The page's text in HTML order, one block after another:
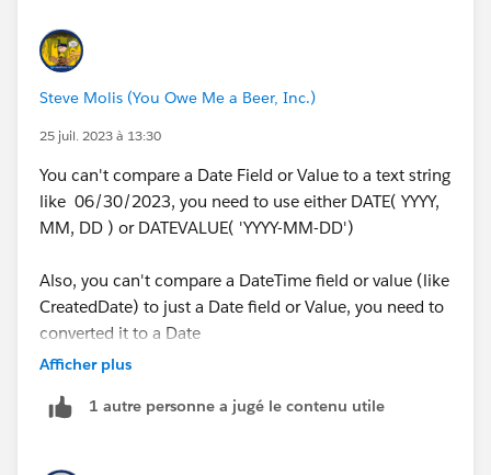
Steve Molis (You Owe Me a Beer, Inc.)
25 juil. 2023 à 13:30
You can't compare a Date Field or Value to a text string
like 06/30/2023, you need to use either DATE( YYYY,
MM, DD ) or DATEVALUE( 'YYYY-MM-DD')
Also, you can't compare a DateTime field or value (like
CreatedDate) to just a Date field or Value, you need to
converted it to a Date
Afficher plus
1 autre personne a jugé le contenu utile